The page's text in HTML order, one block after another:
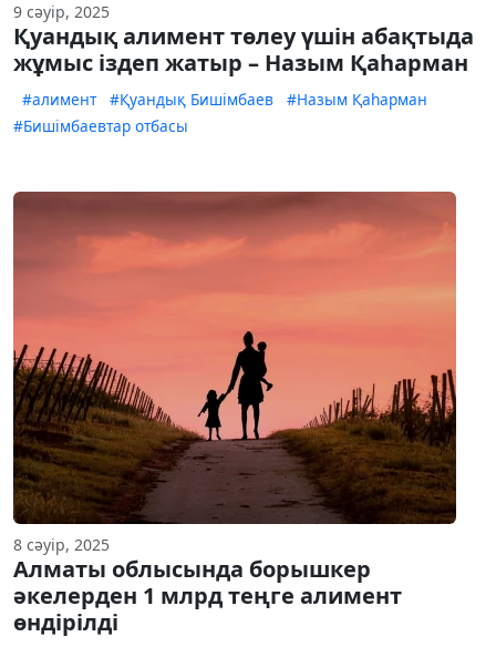
9 сәуір, 2025
Қуандық алимент төлеу үшін абақтыда
жұмыс іздеп жатыр – Назым Қаһарман
#алимент #Қуандық Бишімбаев
#Назым Қаһарман
#Бишімбаевтар отбасы
8 сәуір, 2025
Алматы облысында борышкер
әкелерден 1 млрд теңге алимент
өндірілді